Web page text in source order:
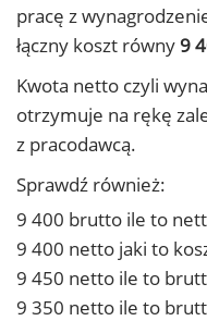
pracę z
łączny koszt równy 9
Kwota netto czyli
otrzymuje na rękę
z pracodawcą.
Sprawdź również:
9 400 brutto ile to
9 400 netto jaki to
9 450 netto ile to
9 350 netto ile to